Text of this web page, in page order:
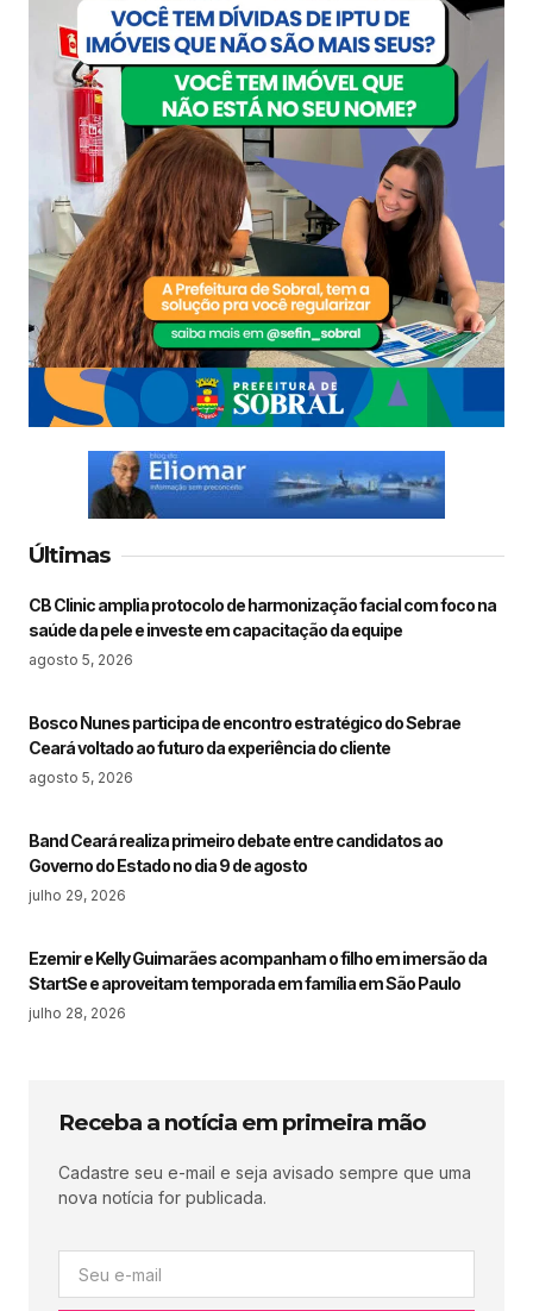
Últimas
CB Clinic amplia protocolo de harmonização facial com foco na
saúde da pele e investe em capacitação da equipe
agosto 5, 2026
Bosco Nunes participa de encontro estratégico do Sebrae
Ceará voltado ao futuro da experiência do cliente
agosto 5, 2026
Band Ceará realiza primeiro debate entre candidatos ao
Governo do Estado no dia 9 de agosto
julho 29, 2026
Ezemir e Kelly Guimarães acompanham o filho em imersão da
StartSe e aproveitam temporada em família em São Paulo
julho 28, 2026
Receba a notícia em primeira mão
Cadastre seu e-mail e seja avisado sempre que uma
nova notícia for publicada.